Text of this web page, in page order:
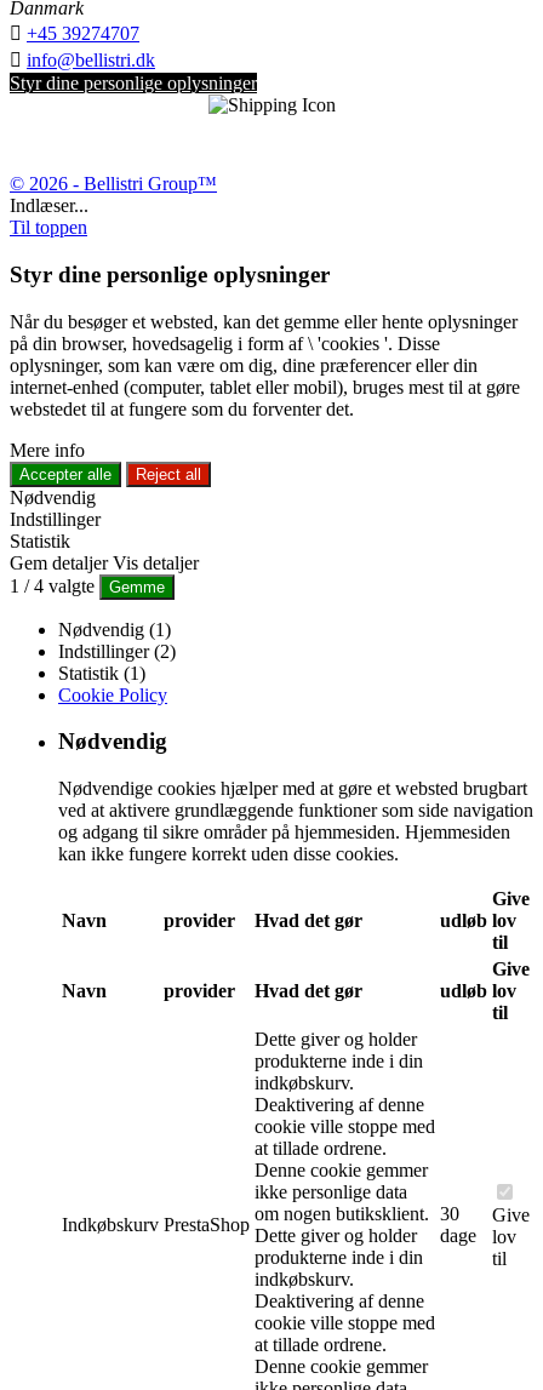
Danmark
 +45 39274707
 info@bellistri.dk
Styr dine personlige oplysninger
© 2026 - Bellistri Group™
Indlæser...
Til toppen
Styr dine personlige oplysninger
Når du besøger et websted, kan det gemme eller hente oplysninger
på din browser, hovedsagelig i form af \ 'cookies '. Disse
oplysninger, som kan være om dig, dine præferencer eller din
internet-enhed (computer, tablet eller mobil), bruges mest til at gøre
webstedet til at fungere som du forventer det.
Mere info
Accepter alle Reject all
Nødvendig
Indstillinger
Statistik
Gem detaljer Vis detaljer
1 /4 valgte Gemme
Nødvendig (1)
Indstillinger (2)
Statistik (1)
Cookie Policy
Nødvendig
Nødvendige cookies hjælper med at gøre et websted brugbart
ved at aktivere grundlæggende funktioner som side navigation
og adgang til sikre områder på hjemmesiden. Hjemmesiden
kan ikke fungere korrekt uden disse cookies.
Navn provider Hvad det gør udløb
Give
lov
til
Navn provider Hvad det gør udløb
Give
lov
til
Indkøbskurv PrestaShop
Dette giver og holder
produkterne inde i din
indkøbskurv.
Deaktivering af denne
cookie ville stoppe med
at tillade ordrene.
Denne cookie gemmer
ikke personlige data
om nogen butiksklient.
Dette giver og holder
produkterne inde i din
indkøbskurv.
Deaktivering af denne
cookie ville stoppe med
at tillade ordrene.
Denne cookie gemmer
30
dage
Give
lov
til